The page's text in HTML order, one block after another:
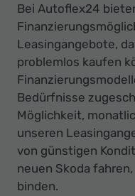
Bei Autoflex24
Leasingangebote,
problemlos kaufen
Bedürfnisse
Möglichkeit,
unseren
von günstigen
neuen Skoda
binden.